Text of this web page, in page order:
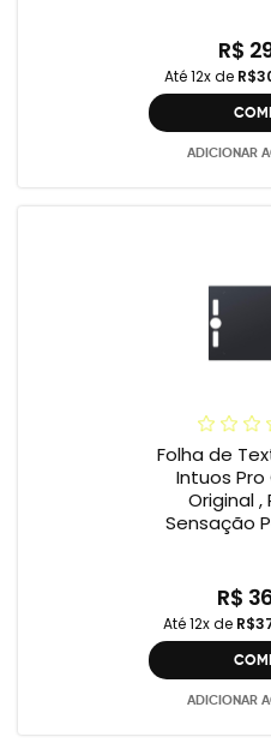
R$
Até 12x de
ADICIONAR
Folha de
Intuos Pro
Original ,
Sensação
R$
Até 12x de
ADICIONAR